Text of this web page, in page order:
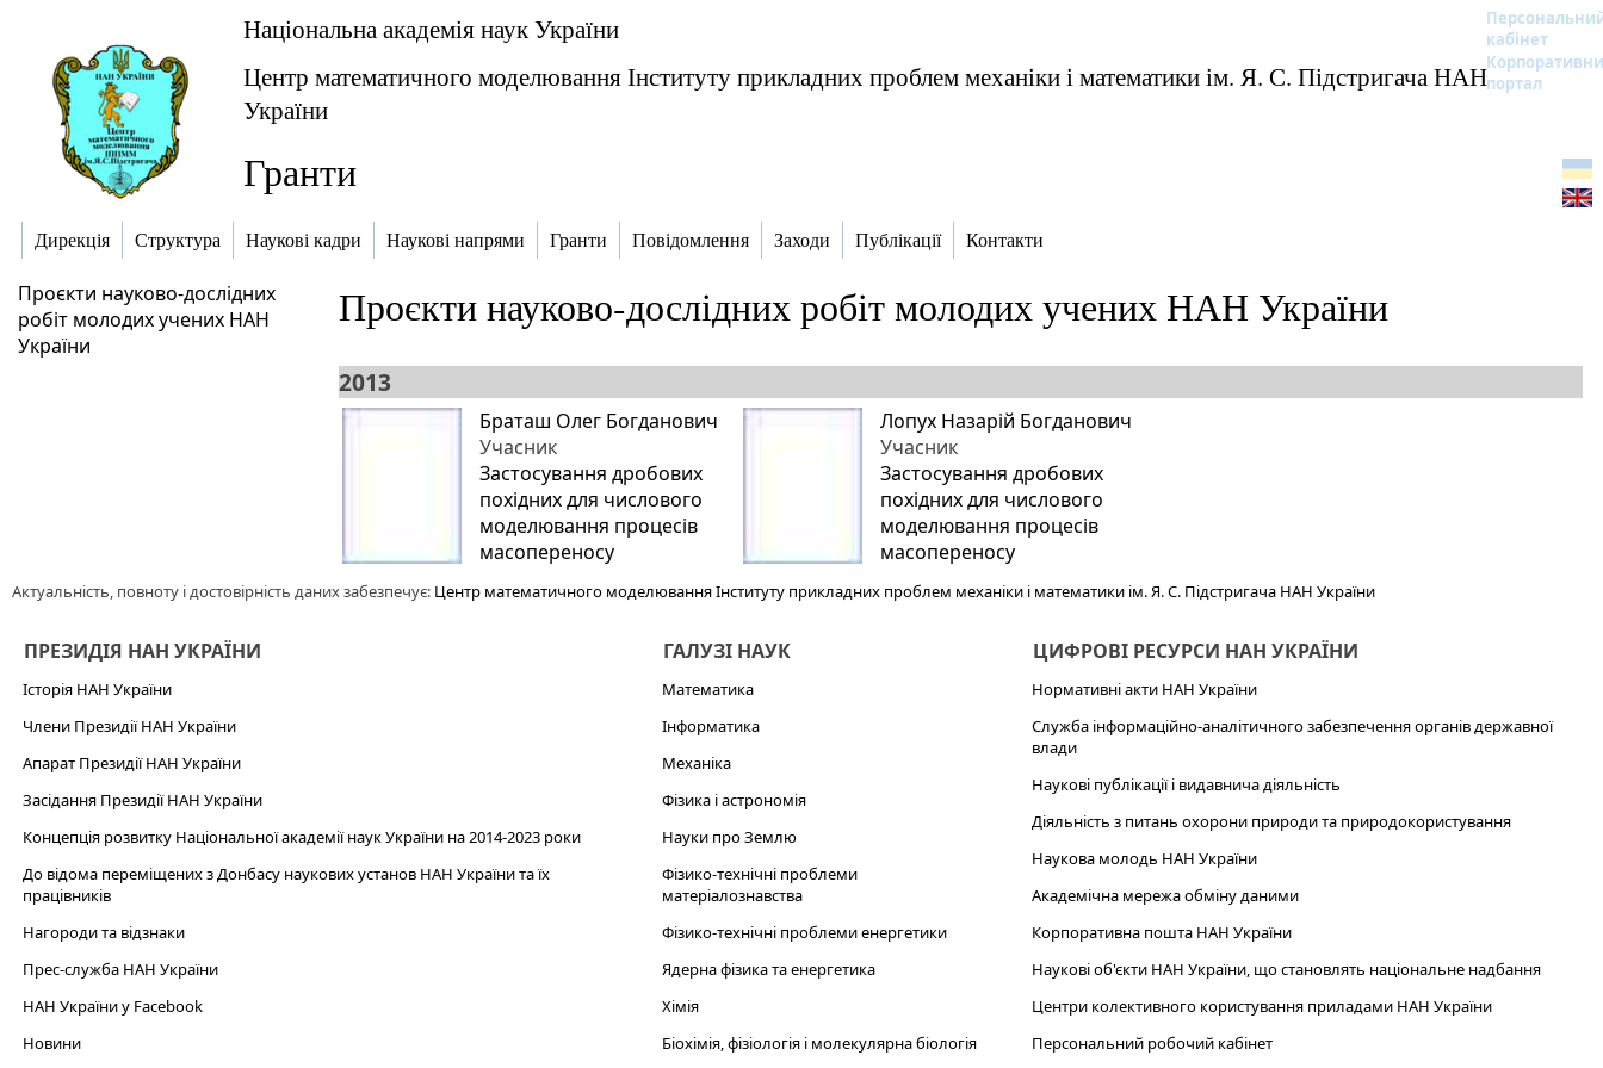
Національна академія наук України
кабінет
портал
Центр математичного моделювання Інституту прикладних проблем механіки і математики ім. Я. С. Підстригача НАН
України
Гранти
Дирекція Структура Наукові кадри Наукові напрями Гранти Повідомлення Заходи Публікації Контакти
Проєкти науково-дослідних
робіт молодих учених НАН
України
Проєкти науково-дослідних робіт молодих учених НАН України
2013
Браташ Олег Богданович
Учасник
Застосування дробових
похідних для числового
моделювання процесів
масопереносу
Лопух Назарій Богданович
Учасник
Застосування дробових
похідних для числового
моделювання процесів
масопереносу
Актуальність, повноту і достовірність даних забезпечує: Центр математичного моделювання Інституту прикладних проблем механіки і математики ім. Я. С. Підстригача НАН України
ПРЕЗИДІЯ НАН УКРАЇНИ
Історія НАН України
Члени Президії НАН України
Апарат Президії НАН України
Засідання Президії НАН України
Концепція розвитку Національної академії наук України на 2014-2023 роки
До відома переміщених з Донбасу наукових установ НАН України та їх
працівників
Нагороди та відзнаки
Прес-служба НАН України
НАН України у Facebook
Новини
ГАЛУЗІ НАУК
Математика
Інформатика
Механіка
Фізика і астрономія
Науки про Землю
Фізико-технічні проблеми
матеріалознавства
Фізико-технічні проблеми енергетики
Ядерна фізика та енергетика
Хімія
Біохімія, фізіологія і молекулярна біологія
ЦИФРОВІ РЕСУРСИ НАН УКРАЇНИ
Нормативні акти НАН України
Служба інформаційно-аналітичного забезпечення органів державної
влади
Наукові публікації і видавнича діяльність
Діяльність з питань охорони природи та природокористування
Наукова молодь НАН України
Академічна мережа обміну даними
Корпоративна пошта НАН України
Наукові об'єкти НАН України, що становлять національне надбання
Центри колективного користування приладами НАН України
Персональний робочий кабінет